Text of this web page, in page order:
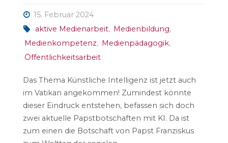
15. Februar 2024
aktive Medienarbeit, Medienbildung,
Medienkompetenz, Medienpädagogik,
Öffentlichkeitsarbeit
Das Thema Künstliche Intelligenz ist jetzt auch
im Vatikan angekommen! Zumindest könnte
dieser Eindruck entstehen, befassen sich doch
zwei aktuelle Papstbotschaften mit KI. Da ist
zum einen die Botschaft von Papst Franziskus